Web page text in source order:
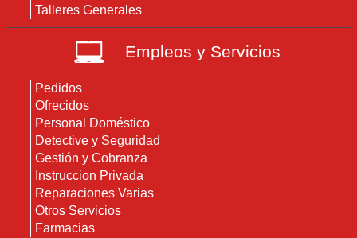
Talleres Generales
Empleos y Servicios
Pedidos
Ofrecidos
Personal Doméstico
Detective y Seguridad
Gestión y Cobranza
Instruccion Privada
Reparaciones Varias
Otros Servicios
Farmacias